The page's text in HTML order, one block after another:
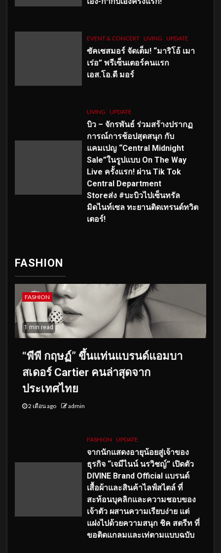
EVENT & CONCERT LIVING UPDATE
ซัคเซสมอร์ จัดเต็ม! “มาริโอ้ เมา
เร่อ” พรีเซ็นเตอร์คนแรก
เอส.โอ.ดี มอร์
LIVING UPDATE
บิว – จักรพันธ์ ร่วมสร้างปรากฏ
การณ์การช้อปสุดสนุก กับ
แคมเปญ “Central Midnight
Sale”ในรูปแบบ On The Way
Live ครั้งแรก! ผ่าน Tik Tok
Central Department
Storeส่ง #บะบิวไปเซ็นทรัล
มิดไนท์เซล ทะยานติดเทรนด์ทวิต
เตอร์!
FASHION
FASHION
1 min read
“พีพี กฤษฏ์” ขึ้นแท่นแบรนด์แอมบา
สเดอร์ Cartier คนล่าสุดจาก
ประเทศไทย
2 เดือน ago admin
FASHION UPDATE
จากนักแสดงอายุน้อยสู่เจ้าของ
ธุรกิจ “เจมีไนน์ นรวิชญ์” เปิดตัว
DIVINE Brand Official แบรนด์
เสื้อผ้าและสินค้าไลฟ์สไตล์ ที่
สะท้อนบุคลิกและความชอบของ
เจ้าตัว ผสานความเรียบง่าย แต่
แฝงไปด้วยความสนุก ชิค สตรีท ที่
ขอติดแกลมและเท่ตามแบบฉบับ